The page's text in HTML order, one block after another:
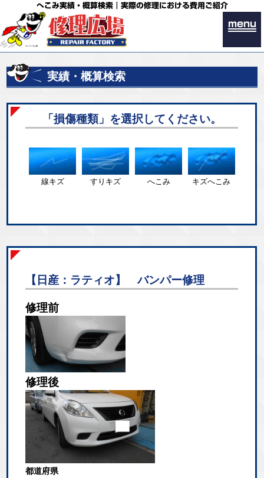
へこみ実績・概算検索｜実際の修理における費用ご紹介
menu
実績・概算検索
「損傷種類」を選択してください。
線キズ すりキズ へこみ キズへこみ
【日産：ラティオ】 バンパー修理
修理前
修理後
都道府県